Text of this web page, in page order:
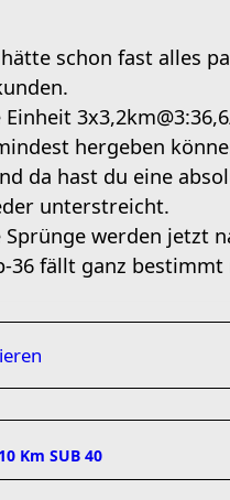
schon fast alles
Einheit
hergeben
da hast du eine
unterstreicht.
Sprünge werden jetzt
36 fällt ganz bestimmt
Km SUB 40